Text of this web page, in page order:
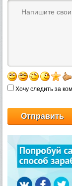
Хочу следить за